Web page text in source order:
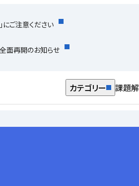
にご注意ください
面再開のお知らせ
カテゴリー 課題